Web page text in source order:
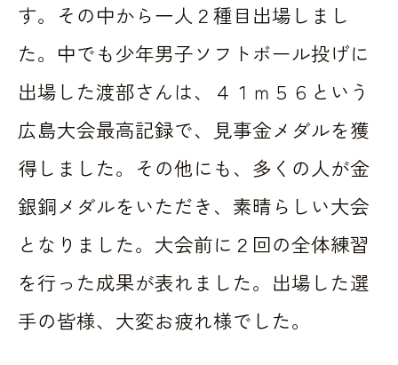
す。その中から一人２種目出場しまし
た。中でも少年男子ソフトボール投げに
出場した渡部さんは、４１ｍ５６という
広島大会最高記録で、見事金メダルを獲
得しました。その他にも、多くの人が金
銀銅メダルをいただき、素晴らしい大会
となりました。大会前に２回の全体練習
を行った成果が表れました。出場した選
手の皆様、大変お疲れ様でした。